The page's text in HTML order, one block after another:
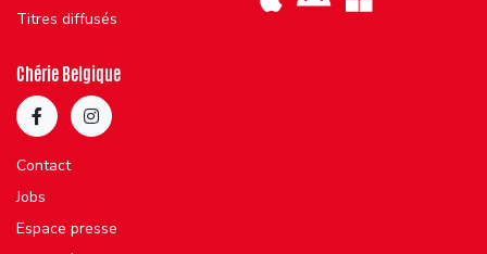
Titres diffusés
Chérie Belgique
Contact
Jobs
Espace presse